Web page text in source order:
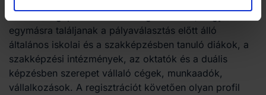
egymásra találjanak a pályaválasztás előtt álló
általános iskolai és a szakképzésben tanuló diákok, a
szakképzési intézmények, az oktatók és a duális
képzésben szerepet vállaló cégek, munkaadók,
vállalkozások. A regisztrációt követően olyan profil